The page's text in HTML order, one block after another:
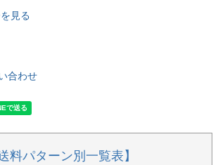
見る
合わせ
送料パターン別一覧表】